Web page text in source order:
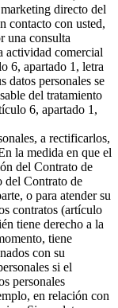
directo del
contacto con usted,
una consulta
actividad comercial
6, apartado 1, letra
datos personales se
del tratamiento
6, apartado 1,
a rectificarlos,
la medida en que el
del Contrato de
del Contrato de
o para atender su
contratos (artículo
tiene derecho a la
tiene
con su
si el
personales
en relación con